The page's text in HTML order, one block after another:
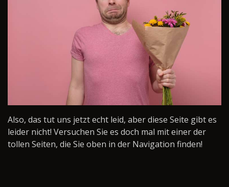
Also, das tut uns jetzt echt leid, aber diese Seite gibt es
leider nicht! Versuchen Sie es doch mal mit einer der
tollen Seiten, die Sie oben in der Navigation finden!